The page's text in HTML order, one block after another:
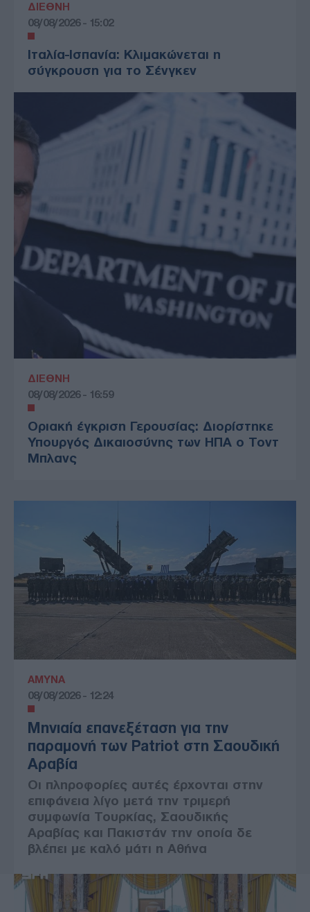
ΔΙΕΘΝΗ
08/08/2026 - 15:02
Ιταλία-Ισπανία: Κλιμακώνεται η
σύγκρουση για το Σένγκεν
ΔΙΕΘΝΗ
08/08/2026 - 16:59
Οριακή έγκριση Γερουσίας: Διορίστηκε
Υπουργός Δικαιοσύνης των ΗΠΑ ο Τοντ
Μπλανς
ΑΜΥΝΑ
08/08/2026 - 12:24
Μηνιαία επανεξέταση για την
παραμονή των Patriot στη Σαουδική
Αραβία
Οι πληροφορίες αυτές έρχονται στην
επιφάνεια λίγο μετά την τριμερή
συμφωνία Τουρκίας, Σαουδικής
Αραβίας και Πακιστάν την οποία δε
βλέπει με καλό μάτι η Αθήνα